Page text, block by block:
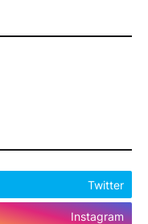
Twitter
Instagram